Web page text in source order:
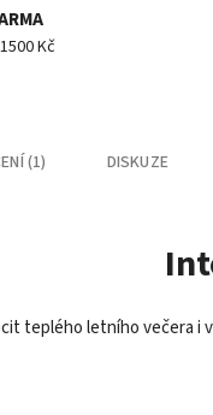
Kč
(1) DISKUZE
teplého letního večera i